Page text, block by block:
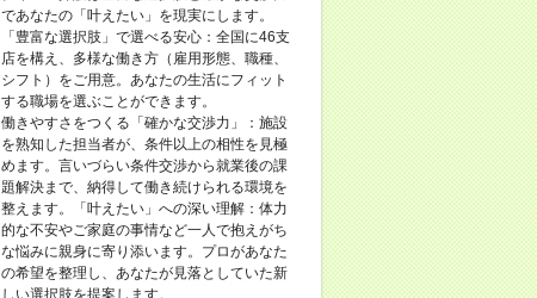
であなたの「叶えたい」を現実にします。
「豊富な選択肢」で選べる安心：全国に46支
店を構え、多様な働き方（雇用形態、職種、
シフト）をご用意。あなたの生活にフィット
する職場を選ぶことができます。
働きやすさをつくる「確かな交渉力」：施設
を熟知した担当者が、条件以上の相性を見極
めます。言いづらい条件交渉から就業後の課
題解決まで、納得して働き続けられる環境を
整えます。「叶えたい」への深い理解：体力
的な不安やご家庭の事情など一人で抱えがち
な悩みに親身に寄り添います。プロがあなた
の希望を整理し、あなたが見落としていた新
しい選択肢を提案します。